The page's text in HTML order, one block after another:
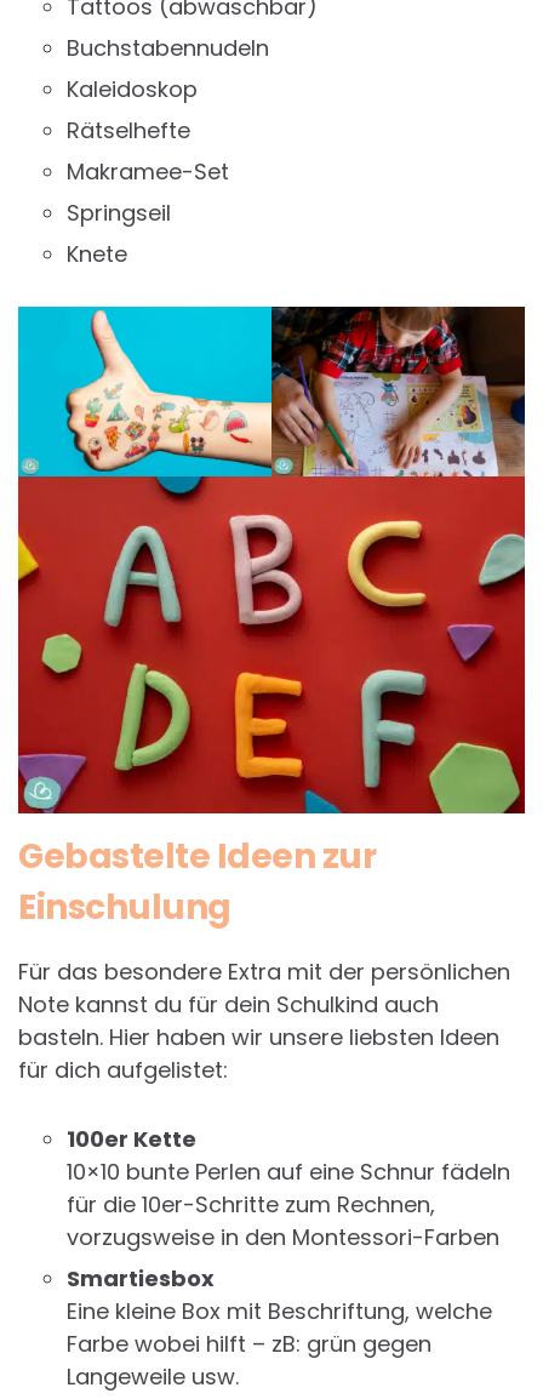
Tattoos (abwaschbar)
Buchstabennudeln
Kaleidoskop
Rätselhefte
Makramee-Set
Springseil
Knete
Gebastelte Ideen zur
Einschulung
Für das besondere Extra mit der persönlichen
Note kannst du für dein Schulkind auch
basteln. Hier haben wir unsere liebsten Ideen
für dich aufgelistet:
100er Kette
10×10 bunte Perlen auf eine Schnur fädeln
für die 10er-Schritte zum Rechnen,
vorzugsweise in den Montessori-Farben
Smartiesbox
Eine kleine Box mit Beschriftung, welche
Farbe wobei hilft – zB: grün gegen
Langeweile usw.